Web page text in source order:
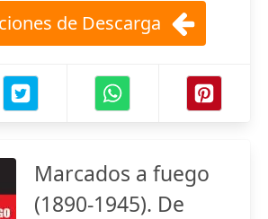
de Descarga
Marcados a fuego
(1890-1945). De